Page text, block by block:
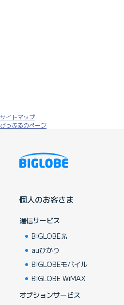
サイトマップ
びっぷるのページ
個人のお客さま
通信サービス
BIGLOBE光
auひかり
BIGLOBEモバイル
BIGLOBE WiMAX
オプションサービス